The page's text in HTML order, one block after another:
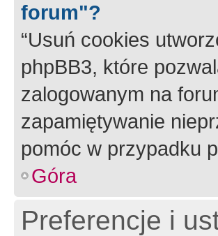
forum"?
“Usuń cookies
phpBB3, które
zalogowanym na
zapamiętywanie
pomóc w przypadku
Góra
Preferencje i